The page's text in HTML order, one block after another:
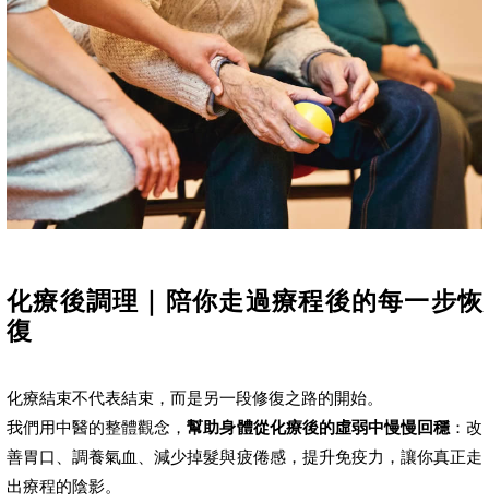
化療後調理｜陪你走過療程後的每一步恢
復
化療結束不代表結束，而是另一段修復之路的開始。
我們用中醫的整體觀念，幫助身體從化療後的虛弱中慢慢回穩：改
善胃口、調養氣血、減少掉髮與疲倦感，提升免疫力，讓你真正走
出療程的陰影。